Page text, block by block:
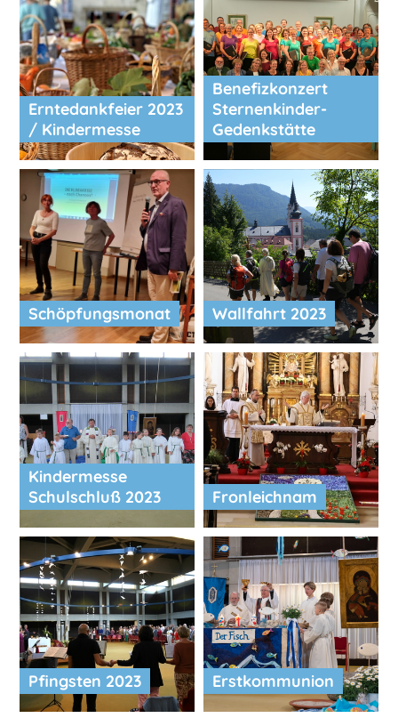
Erntedankfeier 2023
/ Kindermesse
Benefizkonzert
Sternenkinder-
Gedenkstätte
Schöpfungsmonat Wallfahrt 2023
Kindermesse
Schulschluß 2023
Fronleichnam
Pfingsten 2023 Erstkommunion